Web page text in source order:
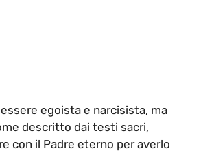
egoista e narcisista, ma
descritto dai testi sacri,
con il Padre eterno per averlo